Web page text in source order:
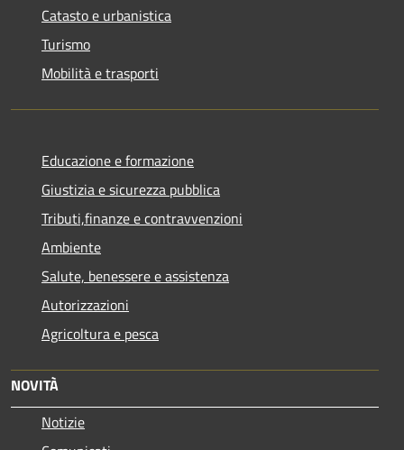
Catasto e urbanistica
Turismo
Mobilità e trasporti
Educazione e formazione
Giustizia e sicurezza pubblica
Tributi,finanze e contravvenzioni
Ambiente
Salute, benessere e assistenza
Autorizzazioni
Agricoltura e pesca
NOVITÀ
Notizie